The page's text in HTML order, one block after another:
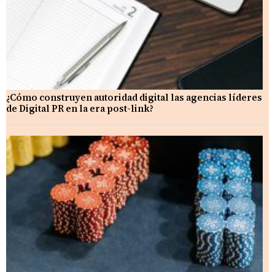
¿Cómo construyen autoridad digital las agencias líderes
de Digital PR en la era post-link?